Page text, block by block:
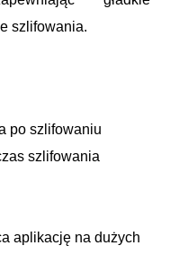
szlifowania.
po szlifowaniu
szlifowania
aplikację na dużych